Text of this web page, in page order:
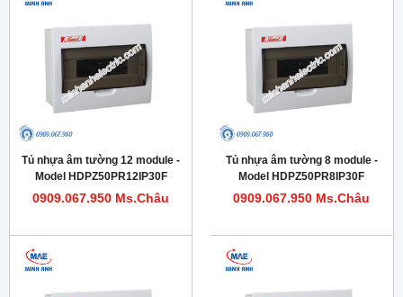
Tủ nhựa âm tường 12 module -
Model HDPZ50PR12IP30F
0909.067.950 Ms.Châu
Tủ nhựa âm tường 8 module -
Model HDPZ50PR8IP30F
0909.067.950 Ms.Châu